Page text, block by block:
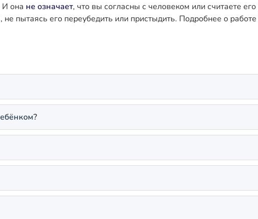
И она не означает, что вы согласны с человеком или считаете
пытаясь его переубедить или пристыдить. Подробнее о